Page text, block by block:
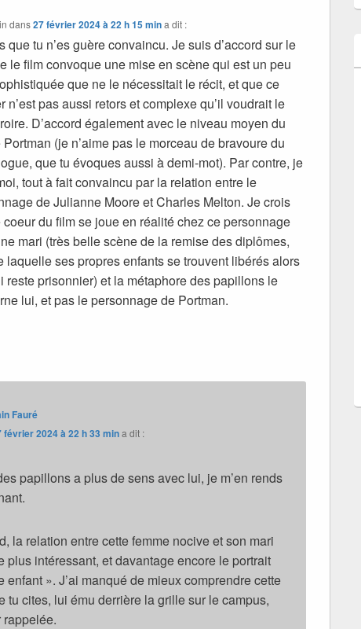
dans27 février 2024 à 22 h 15 mina dit :
que tu n’es guère convaincu. Je suis d’accord sur le
le film convoque une mise en scène qui est un peu
que ne le nécessitait le récit, et que ce
n’est pas aussi retors et complexe qu’il voudrait le
D’accord également avec le niveau moyen du
Portman (je n’aime pas le morceau de bravoure du
que tu évoques aussi à demi-mot). Par contre, je
tout à fait convaincu par la relation entre le
de Julianne Moore et Charles Melton. Je crois
coeur du film se joue en réalité chez ce personnage
mari (très belle scène de la remise des diplômes,
laquelle ses propres enfants se trouvent libérés alors
reste prisonnier) et la métaphore des papillons le
lui, et pas le personnage de Portman.
Fauré
février 2024 à 22 h 33 mina dit :
papillons a plus de sens avec lui, je m’en rends
la relation entre cette femme nocive et son mari
plus intéressant, et davantage encore le portrait
enfant ». J’ai manqué de mieux comprendre cette
tu cites, lui ému derrière la grille sur le campus,
rappelée.